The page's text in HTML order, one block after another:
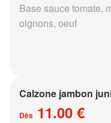
Base sauce tomate,
oignons, oeuf
Calzone jambon
Dès 11.00 €